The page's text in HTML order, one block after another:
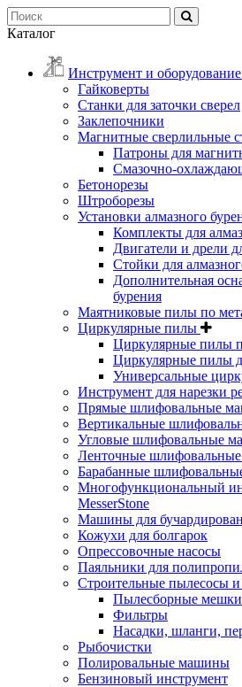
Каталог
Инструмент и оборудование
Гайковерты
Станки для заточки сверел
Заклепочники
Магнитные сверлильные
Патроны для
Смазочно-
Бетонорезы
Штроборезы
Установки алмазного
Комплекты для
Двигатели и дрели
Стойки для
Дополнительная
бурения
Маятниковые пилы по
Циркулярные пилы
Циркулярные пилы
Циркулярные пилы
Универсальные
Инструмент для нарезки
Прямые шлифовальные
Вертикальные
Угловые шлифовальные
Ленточные
Барабанные
Многофункциональный
MesserStone
Машины для
Кожухи для болгарок
Опрессовочные насосы
Паяльники для
Строительные пылесосы и
Пылесборные мешки
Фильтры
Насадки, шланги,
Рыбочистки
Полировальные машины
Бензиновый инструмент